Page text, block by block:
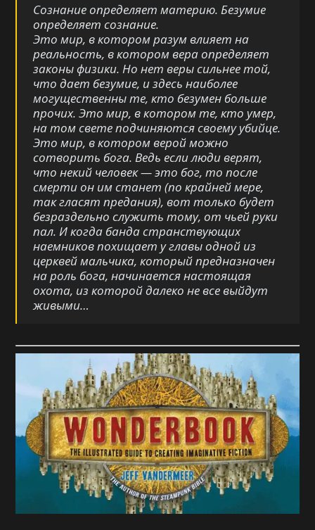
Сознание определяет материю. Безумие
определяет сознание.
Это мир, в котором разум влияет на
реальность, в котором вера определяет
законы физики. Но нет веры сильнее той,
что дает безумие, и здесь наиболее
могущественны те, кто безумен больше
прочих. Это мир, в котором те, кто умер,
на том свете подчиняются своему убийце.
Это мир, в котором верой можно
сотворить бога. Ведь если люди верят,
что некий человек — это бог, то после
смерти он им станет (по крайней мере,
так гласят предания), вот только будет
безраздельно служить тому, от чьей руки
пал. И когда банда странствующих
наемников похищает у главы одной из
церквей мальчика, который предназначен
на роль бога, начинается настоящая
охота, из которой далеко не все выйдут
живыми…